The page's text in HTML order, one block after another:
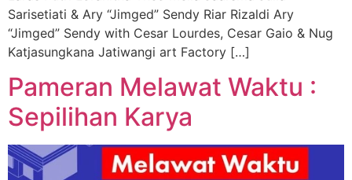
Sarisetiati & Ary “Jimged” Sendy Riar Rizaldi Ary
“Jimged” Sendy with Cesar Lourdes, Cesar Gaio & Nug
Katjasungkana Jatiwangi art Factory […]
Pameran Melawat Waktu :
Sepilihan Karya